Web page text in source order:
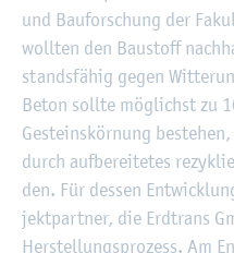
und Bau­for­schung der
woll­ten den Bau­stoff
stands­fä­hig gegen
Beton soll­te mög­lichst zu
Ge­steins­kör­nung
durch auf­be­rei­te­tes
den. Für des­sen
jekt­part­ner, die Erd­trans
Her­stel­lungs­pro­zess. Am